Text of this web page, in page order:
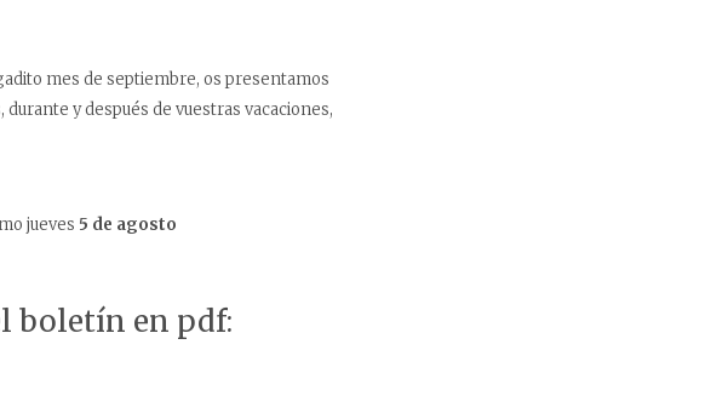
mes de septiembre, os presentamos
y después de vuestras vacaciones,
jueves 5 de agosto
boletín en pdf: